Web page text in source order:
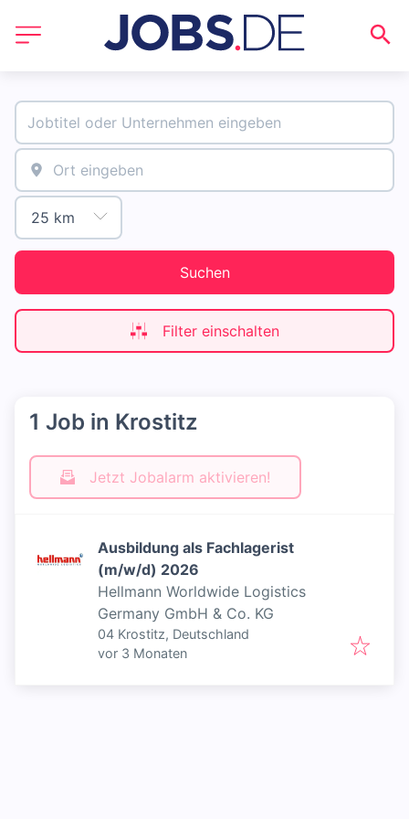
Suchen
Filter einschalten
1 Job in Krostitz
Jetzt Jobalarm aktivieren!
Ausbildung als Fachlagerist
(m/w/d) 2026
Hellmann Worldwide Logistics
Germany GmbH & Co. KG
04 Krostitz, Deutschland
Veröffentlicht:
vor 3 Monaten